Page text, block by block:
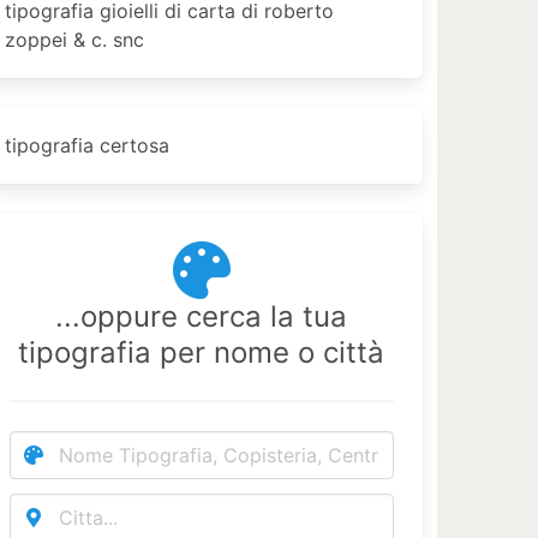
tipografia gioielli di carta di roberto
zoppei & c. snc
tipografia certosa
...oppure cerca la tua
tipografia per nome o città